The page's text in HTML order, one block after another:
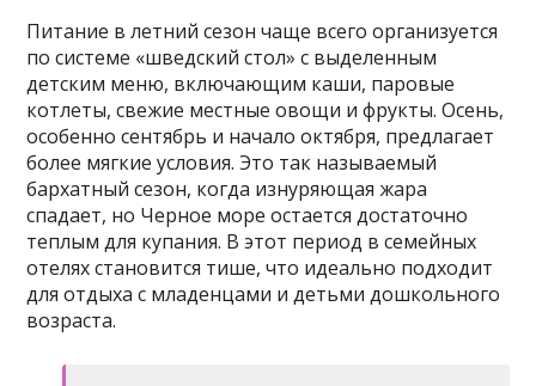
Питание в летний сезон чаще всего организуется
по системе «шведский стол» с выделенным
детским меню, включающим каши, паровые
котлеты, свежие местные овощи и фрукты. Осень,
особенно сентябрь и начало октября, предлагает
более мягкие условия. Это так называемый
бархатный сезон, когда изнуряющая жара
спадает, но Черное море остается достаточно
теплым для купания. В этот период в семейных
отелях становится тише, что идеально подходит
для отдыха с младенцами и детьми дошкольного
возраста.